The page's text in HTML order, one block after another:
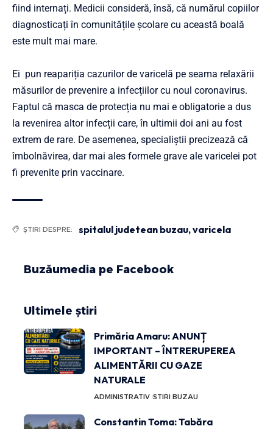
fiind internați. Medicii consideră, însă, că numărul copiilor
diagnosticați în comunitățile școlare cu această boală
este mult mai mare.
Ei pun reapariția cazurilor de varicelă pe seama relaxării
măsurilor de prevenire a infecțiilor cu noul coronavirus.
Faptul că masca de protecția nu mai e obligatorie a dus
la revenirea altor infecții care, în ultimii doi ani au fost
extrem de rare. De asemenea, specialiștii precizează că
îmbolnăvirea, dar mai ales formele grave ale varicelei pot
fi prevenite prin vaccinare.
ȘTIRI DESPRE: spitalul judetean buzau,varicela
Buzăumedia pe Facebook
Ultimele știri
Primăria Amaru: ANUNȚ
IMPORTANT – ÎNTRERUPEREA
ALIMENTĂRII CU GAZE
NATURALE
ADMINISTRATIV STIRI BUZAU
Constantin Toma: Tabăra